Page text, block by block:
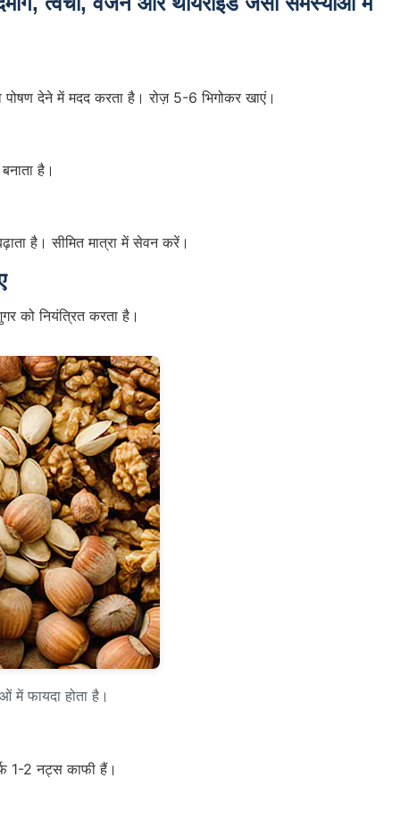
देने में मदद करता है। रोज़ 5-6 भिगोकर खाएं।
है।
है। सीमित मात्रा में सेवन करें।
को नियंत्रित करता है।
में फायदा होता है।
1-2 नट्स काफी हैं।